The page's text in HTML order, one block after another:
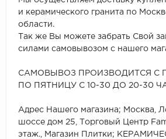
и керамического гранита по
области.
Так же Вы можете забрать Свой
силами самовывозом с нашего
САМОВЫВОЗ ПРОИЗВОДИТСЯ С
ПО ПЯТНИЦУ С 10-30 ДО 20-30
Адрес Нашего магазина; Москва,
шоссе дом 25, Торговый Центр
этаж., Магазин Плитки;